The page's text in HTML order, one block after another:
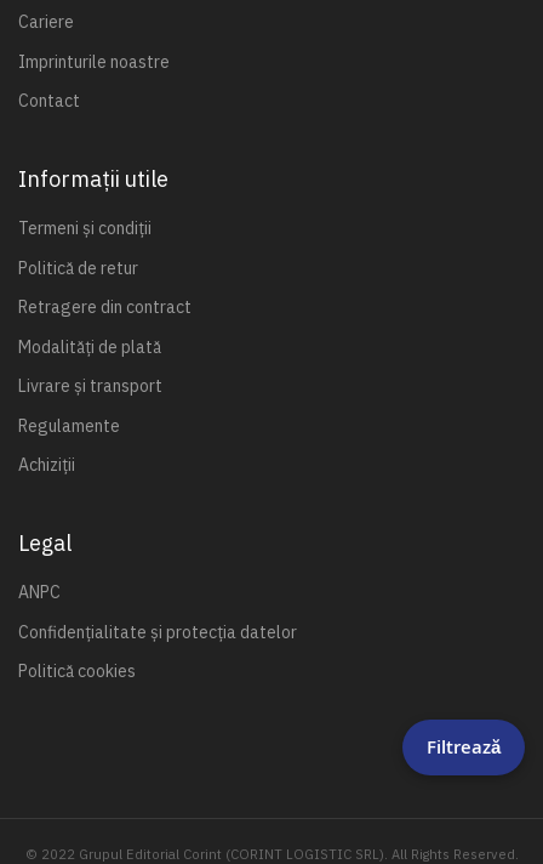
Cariere
Imprinturile noastre
Contact
Informații utile
Termeni și condiții
Politică de retur
Retragere din contract
Modalități de plată
Livrare și transport
Regulamente
Achiziții
Legal
ANPC
Confidențialitate și protecția datelor
Politică cookies
© 2022 Grupul Editorial Corint (CORINT LOGISTIC SRL). All Rights Reserved.
Filtrează